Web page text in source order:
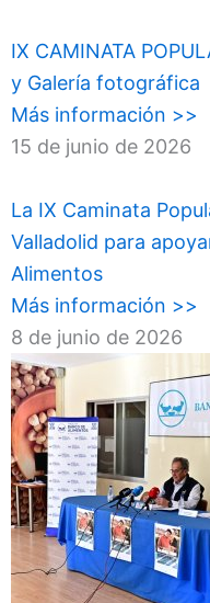
IX CAMINATA
y Galería fotográfica
Más información >>
15 de junio de 2026
La IX Caminata
Valladolid para
Alimentos
Más información >>
8 de junio de 2026